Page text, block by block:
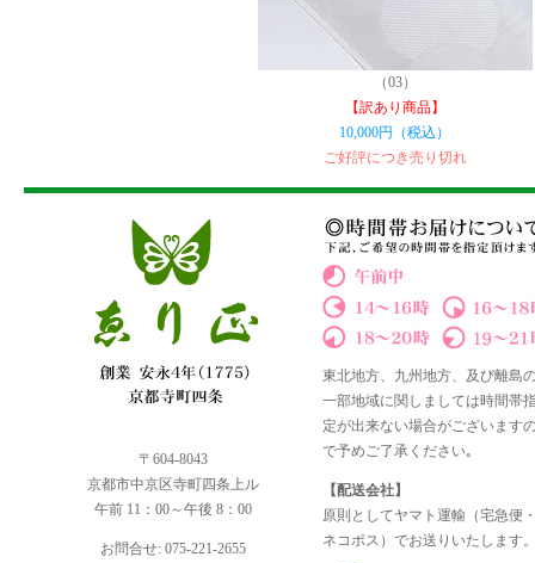
（03）
【訳あり商品】
10,000円（税込）
ご好評につき売り切れ
〒604-8043
京都市中京区寺町四条上ル
午前 11：00～午後 8：00
お問合せ: 075-221-2655
東北地方、九州地方、及び離島
一部地域に関しましては時間帯
定が出来ない場合がございます
で予めご了承ください｡
【配送会社】
原則としてヤマト運輸（宅急便
ネコポス）でお送りいたします